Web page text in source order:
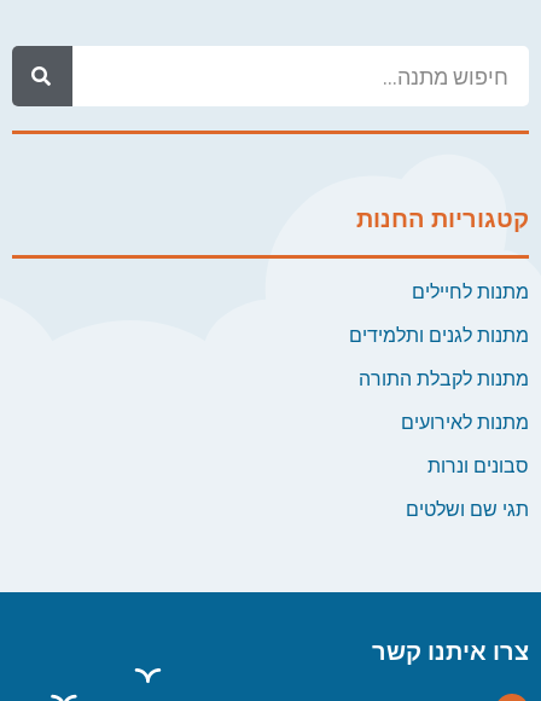
קטגוריות החנות
מתנות לחיילים
מתנות לגנים ותלמידים
מתנות לקבלת התורה
מתנות לאירועים
סבונים ונרות
תגי שם ושלטים
צרו איתנו קשר